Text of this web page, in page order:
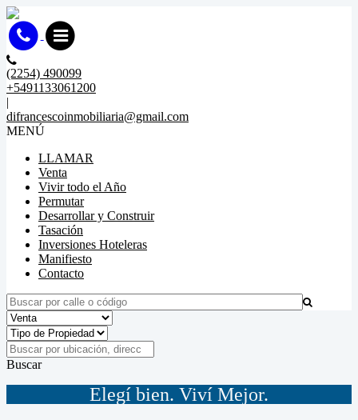
(2254) 490099
+5491133061200
|
difrancescoinmobiliaria@gmail.com
MENÚ
LLAMAR
Venta
Vivir todo el Año
Permutar
Desarrollar y Construir
Tasación
Inversiones Hoteleras
Manifiesto
Contacto
Buscar
Elegí bien. Viví Mejor.